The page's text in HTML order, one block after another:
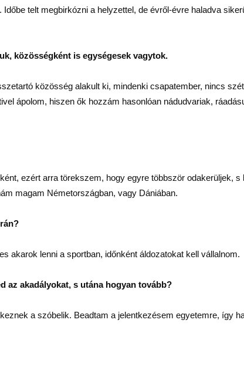
telt megbirkózni a helyzettel, de évről-évre haladva
közösségként is egységesek vagytok.
közösség alakult ki, mindenki csapatember, nincs
ápolom, hiszen ők hozzám hasonlóan nádudvariak,
ezért arra törekszem, hogy egyre többször odakerüljek,
magam Németországban, vagy Dániában.
akarok lenni a sportban, időnként áldozatokat kell vállalnom.
az akadályokat, s utána hogyan tovább?
a szóbelik. Beadtam a jelentkezésem egyetemre, így